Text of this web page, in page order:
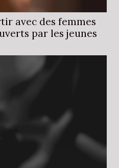
avec des femmes
par les jeunes